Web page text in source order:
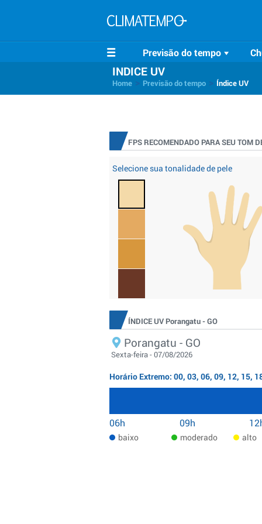
Previsão do tempo
INDICE UV
Home Previsão do tempo Índice UV
FPS RECOMENDADO PARA SEU TOM
Selecione sua tonalidade de pele
ÍNDICE UV Porangatu - GO
Porangatu - GO
Sexta-feira - 07/08/2026
Horário Extremo: 00, 03, 06, 09, 12, 15,
06h 09h
baixo moderado alto